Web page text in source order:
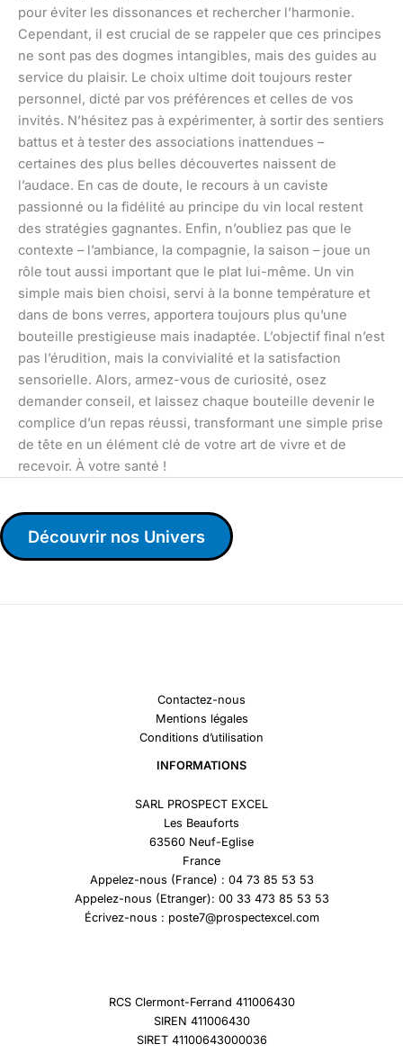
pour éviter les dissonances et rechercher l’harmonie.
Cependant, il est crucial de se rappeler que ces principes
ne sont pas des dogmes intangibles, mais des guides au
service du plaisir. Le choix ultime doit toujours rester
personnel, dicté par vos préférences et celles de vos
invités. N’hésitez pas à expérimenter, à sortir des sentiers
battus et à tester des associations inattendues –
certaines des plus belles découvertes naissent de
l’audace. En cas de doute, le recours à un caviste
passionné ou la fidélité au principe du vin local restent
des stratégies gagnantes. Enfin, n’oubliez pas que le
contexte – l’ambiance, la compagnie, la saison – joue un
rôle tout aussi important que le plat lui-même. Un vin
simple mais bien choisi, servi à la bonne température et
dans de bons verres, apportera toujours plus qu’une
bouteille prestigieuse mais inadaptée. L’objectif final n’est
pas l’érudition, mais la convivialité et la satisfaction
sensorielle. Alors, armez-vous de curiosité, osez
demander conseil, et laissez chaque bouteille devenir le
complice d’un repas réussi, transformant une simple prise
de tête en un élément clé de votre art de vivre et de
recevoir. À votre santé !
Découvrir nos Univers
Contactez-nous
Mentions légales
Conditions d’utilisation
INFORMATIONS
SARL PROSPECT EXCEL
Les Beauforts
63560 Neuf-Eglise
France
Appelez-nous (France) : 04 73 85 53 53
Appelez-nous (Etranger): 00 33 473 85 53 53
Écrivez-nous : poste7@prospectexcel.com
RCS Clermont-Ferrand 411006430
SIREN 411006430
SIRET 41100643000036